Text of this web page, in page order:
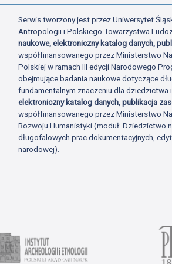
Profil Facebook
Serwis tworzony jest przez Uniwersytet
Antropologii i Polskiego Towarzystwa
naukowe, elektroniczny katalog danych,
współfinansowanego przez Ministerstwo
Polskiej w ramach III edycji Narodowego
obejmujące badania naukowe dotyczące
fundamentalnym znaczeniu dla
elektroniczny katalog danych, publikacja
współfinansowanego przez Ministerstwo
Rozwoju Humanistyki (moduł: Dziedzictwo
długofalowych prac dokumentacyjnych,
narodowej).